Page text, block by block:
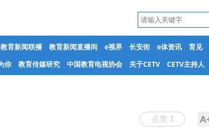
育新闻联播 教育新闻直播间 e视界 长安街 e体资讯 育见
你 教育传媒研究 中国教育电视协会 关于CETV CETV主持人
点赞 3